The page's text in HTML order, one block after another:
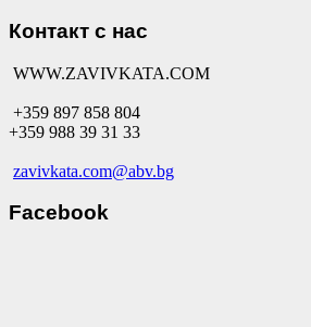
Контакт с нас
WWW.ZAVIVKATA.COM
+359 897 858 804
+359 988 39 31 33
zavivkata.com@abv.bg
Facebook